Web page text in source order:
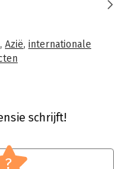
Azië. Azië bevindt
en Zuidoost-Azië
zijn aan de kant
en infrastructurele
hij de mega-regio
de eenentwintigste
opnieuw
, Azië, internationale
schrijft!
?